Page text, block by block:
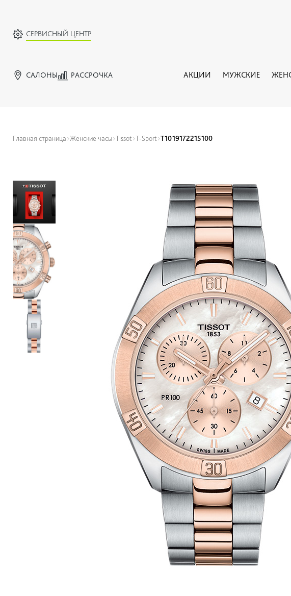
СЕРВИСНЫЙ ЦЕНТР
САЛОНЫ РАССРОЧКА АКЦИИ МУЖСКИЕ
Главная страница Женские часы Tissot T-Sport T1019172215100